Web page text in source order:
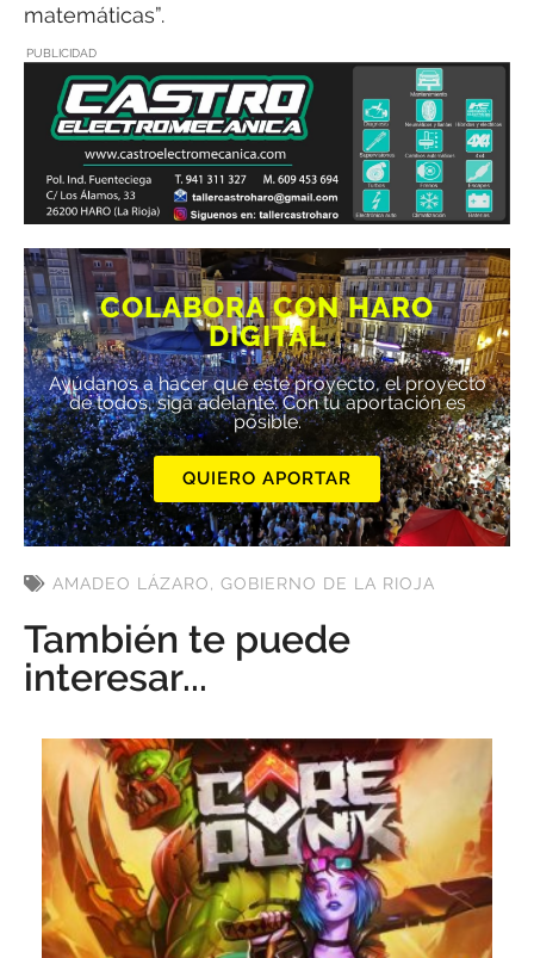
matemáticas”.
PUBLICIDAD
COLABORA CON HARO
DIGITAL
Ayúdanos a hacer que este proyecto, el proyecto
de todos, siga adelante. Con tu aportación es
posible.
QUIERO APORTAR
AMADEO LÁZARO, GOBIERNO DE LA RIOJA
También te puede
interesar...